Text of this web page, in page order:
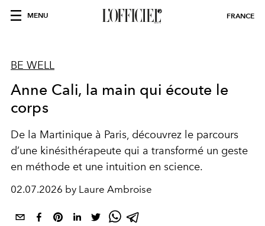
MENU FRANCE
BE WELL
Anne Cali, la main qui écoute le
corps
De la Martinique à Paris, découvrez le parcours
d’une kinésithérapeute qui a transformé un geste
en méthode et une intuition en science.
02.07.2026 by Laure Ambroise